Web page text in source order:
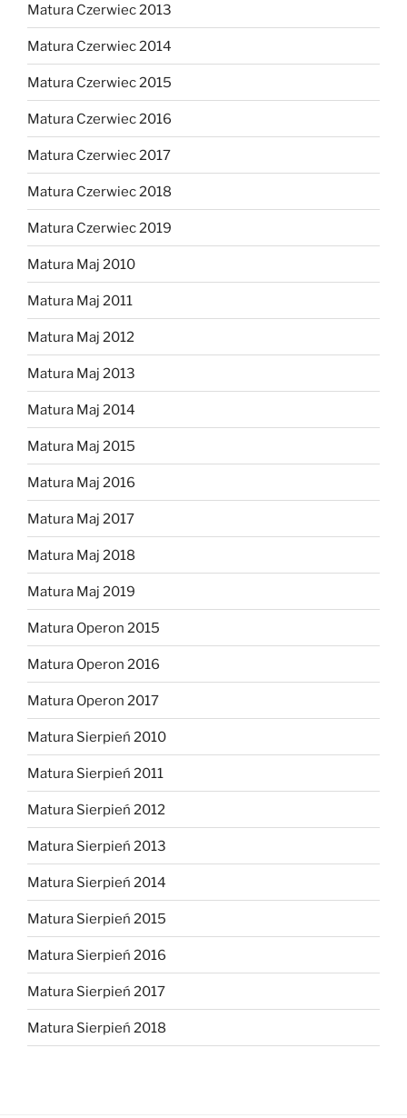
Matura Czerwiec 2013
Matura Czerwiec 2014
Matura Czerwiec 2015
Matura Czerwiec 2016
Matura Czerwiec 2017
Matura Czerwiec 2018
Matura Czerwiec 2019
Matura Maj 2010
Matura Maj 2011
Matura Maj 2012
Matura Maj 2013
Matura Maj 2014
Matura Maj 2015
Matura Maj 2016
Matura Maj 2017
Matura Maj 2018
Matura Maj 2019
Matura Operon 2015
Matura Operon 2016
Matura Operon 2017
Matura Sierpień 2010
Matura Sierpień 2011
Matura Sierpień 2012
Matura Sierpień 2013
Matura Sierpień 2014
Matura Sierpień 2015
Matura Sierpień 2016
Matura Sierpień 2017
Matura Sierpień 2018